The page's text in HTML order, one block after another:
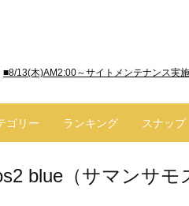
■8/13(木)AM2:00～サイトメンテナンス実
ゴリー ランキング スナップ
blue（サマンサ